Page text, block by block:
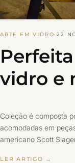
ARTE EM VIDRO·22
vidro e
Coleção é composta
acomodadas em
americano Scott
LER ARTIGO →